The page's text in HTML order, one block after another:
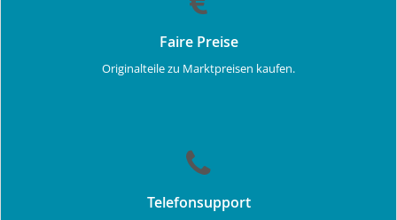
Faire Preise
Originalteile zu Marktpreisen kaufen.
Telefonsupport